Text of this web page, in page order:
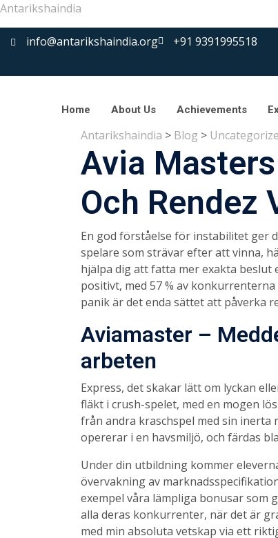
Antarikshaindia
info@antarikshaindia.org +91 9391995518
Home About Us Achievements
Antarikshaindia > Blog >
Avia
Och Rendez
En god förståelse för instabilitet ger
spelare som strävar efter att vinna,
hjälpa dig att fatta mer exakta beslut
positivt, med 57 % av
panik är det enda sättet att påverka
Aviamaster –
arbeten
Express, det skakar lätt om lyckan
fläkt i crush-spelet, med en mogen
från andra kraschspel med sin
opererar i en havsmiljö, och färdas
Under din utbildning kommer
övervakning av
exempel våra lämpliga bonusar
alla deras konkurrenter, när det är
med min absoluta vetskap via ett